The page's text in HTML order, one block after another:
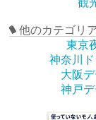
観
他のカテゴリ
東京
神奈川
大阪デ
神戸デ